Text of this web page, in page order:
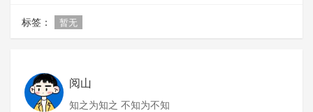
标签： 暂无
阅山
知之为知之 不知为不知